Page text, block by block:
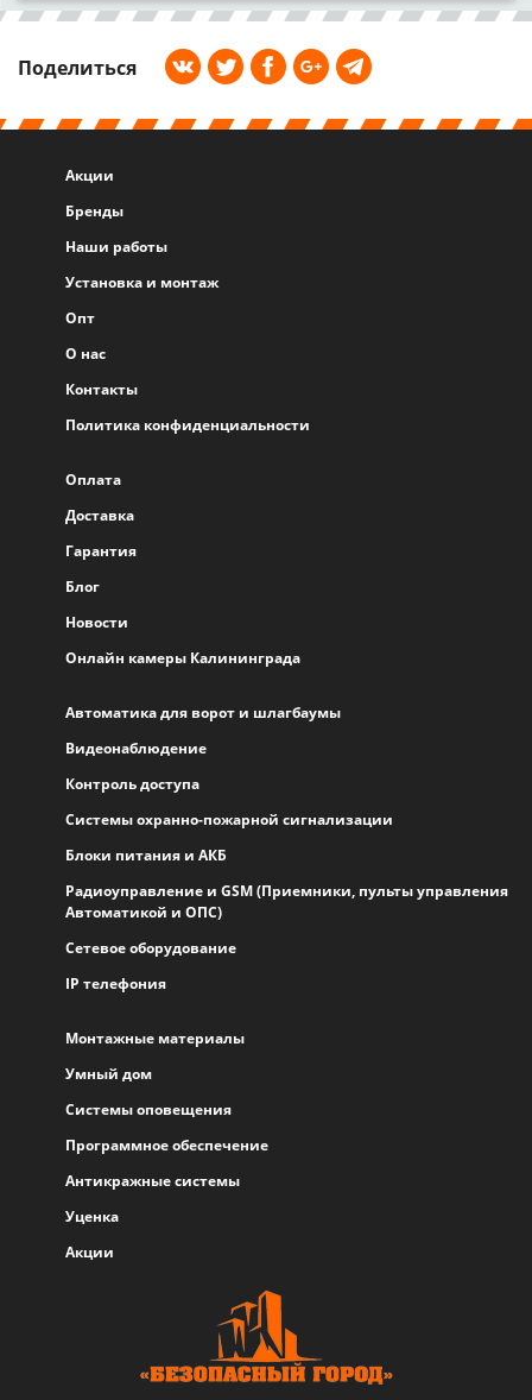
Поделиться
Акции
Бренды
Наши работы
Установка и монтаж
Опт
О нас
Контакты
Политика конфиденциальности
Оплата
Доставка
Гарантия
Блог
Новости
Онлайн камеры Калининграда
Автоматика для ворот и шлагбаумы
Видеонаблюдение
Контроль доступа
Системы охранно-пожарной сигнализации
Блоки питания и АКБ
Радиоуправление и GSM (Приемники, пульты управления
Автоматикой и ОПС)
Сетевое оборудование
IP телефония
Монтажные материалы
Умный дом
Системы оповещения
Программное обеспечение
Антикражные системы
Уценка
Акции